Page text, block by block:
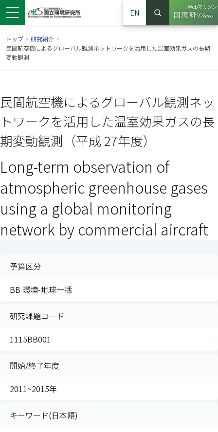
ドウで開きます）
ンドウで開きます）
ウインドウで開きます）
EN
サイト内検索
検索
Webマガジン
（別ウイ
トップ > 研究紹介 >
民間航空機によるグローバル観測ネットワークを活用した温室効果ガスの長期
変動観測
民間航空機によるグローバル観測ネッ
トワークを活用した温室効果ガスの長
期変動観測（平成 27年度）
Long-term observation of
atmospheric greenhouse gases
using a global monitoring
network by commercial aircraft
予算区分
BB 環境-地球一括
研究課題コード
1115BB001
開始/終了年度
2011~2015年
キーワード(日本語)